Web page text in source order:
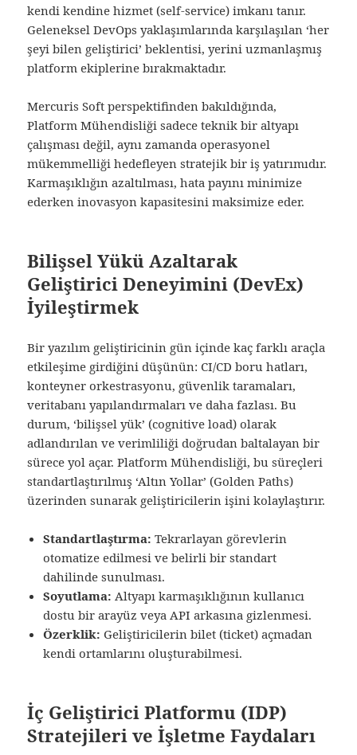
kendi kendine hizmet (self-service) imkanı tanır.
Geleneksel DevOps yaklaşımlarında karşılaşılan ‘her
şeyi bilen geliştirici’ beklentisi, yerini uzmanlaşmış
platform ekiplerine bırakmaktadır.
Mercuris Soft perspektifinden bakıldığında,
Platform Mühendisliği sadece teknik bir altyapı
çalışması değil, aynı zamanda operasyonel
mükemmelliği hedefleyen stratejik bir iş yatırımıdır.
Karmaşıklığın azaltılması, hata payını minimize
ederken inovasyon kapasitesini maksimize eder.
Bilişsel Yükü Azaltarak
Geliştirici Deneyimini (DevEx)
İyileştirmek
Bir yazılım geliştiricinin gün içinde kaç farklı araçla
etkileşime girdiğini düşünün: CI/CD boru hatları,
konteyner orkestrasyonu, güvenlik taramaları,
veritabanı yapılandırmaları ve daha fazlası. Bu
durum, ‘bilişsel yük’ (cognitive load) olarak
adlandırılan ve verimliliği doğrudan baltalayan bir
sürece yol açar. Platform Mühendisliği, bu süreçleri
standartlaştırılmış ‘Altın Yollar’ (Golden Paths)
üzerinden sunarak geliştiricilerin işini kolaylaştırır.
Standartlaştırma: Tekrarlayan görevlerin
otomatize edilmesi ve belirli bir standart
dahilinde sunulması.
Soyutlama: Altyapı karmaşıklığının kullanıcı
dostu bir arayüz veya API arkasına gizlenmesi.
Özerklik: Geliştiricilerin bilet (ticket) açmadan
kendi ortamlarını oluşturabilmesi.
İç Geliştirici Platformu (IDP)
Stratejileri ve İşletme Faydaları